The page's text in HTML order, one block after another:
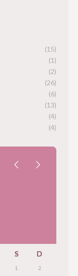
(15)
(1)
(2)
(26)
(6)
(13)
(4)
(4)
S D
1 2